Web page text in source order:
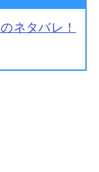
ネタバレ！